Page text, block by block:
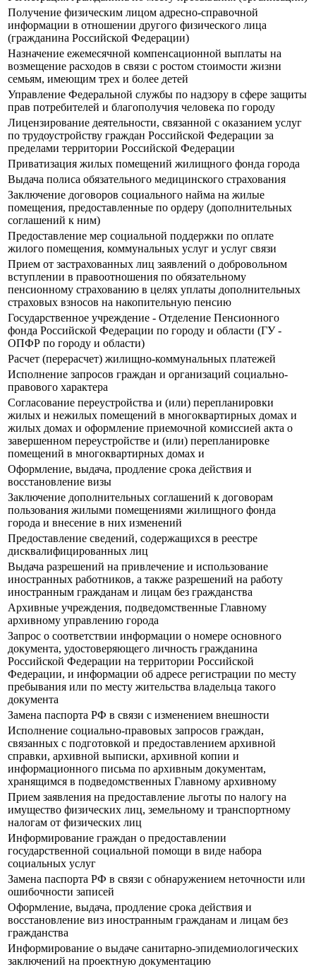
Получение физическим лицом адресно-справочной
информации в отношении другого физического лица
(гражданина Российской Федерации)
Назначение ежемесячной компенсационной выплаты на
возмещение расходов в связи с ростом стоимости жизни
семьям, имеющим трех и более детей
Управление Федеральной службы по надзору в сфере защиты
прав потребителей и благополучия человека по городу
Лицензирование деятельности, связанной с оказанием услуг
по трудоустройству граждан Российской Федерации за
пределами территории Российской Федерации
Приватизация жилых помещений жилищного фонда города
Выдача полиса обязательного медицинского страхования
Заключение договоров социального найма на жилые
помещения, предоставленные по ордеру (дополнительных
соглашений к ним)
Предоставление мер социальной поддержки по оплате
жилого помещения, коммунальных услуг и услуг связи
Прием от застрахованных лиц заявлений о добровольном
вступлении в правоотношения по обязательному
пенсионному страхованию в целях уплаты дополнительных
страховых взносов на накопительную пенсию
Государственное учреждение - Отделение Пенсионного
фонда Российской Федерации по городу и области (ГУ -
ОПФР по городу и области)
Расчет (перерасчет) жилищно-коммунальных платежей
Исполнение запросов граждан и организаций социально-
правового характера
Согласование переустройства и (или) перепланировки
жилых и нежилых помещений в многоквартирных домах и
жилых домах и оформление приемочной комиссией акта о
завершенном переустройстве и (или) перепланировке
помещений в многоквартирных домах и
Оформление, выдача, продление срока действия и
восстановление визы
Заключение дополнительных соглашений к договорам
пользования жилыми помещениями жилищного фонда
города и внесение в них изменений
Предоставление сведений, содержащихся в реестре
дисквалифицированных лиц
Выдача разрешений на привлечение и использование
иностранных работников, а также разрешений на работу
иностранным гражданам и лицам без гражданства
Архивные учреждения, подведомственные Главному
архивному управлению города
Запрос о соответствии информации о номере основного
документа, удостоверяющего личность гражданина
Российской Федерации на территории Российской
Федерации, и информации об адресе регистрации по месту
пребывания или по месту жительства владельца такого
документа
Замена паспорта РФ в связи с изменением внешности
Исполнение социально-правовых запросов граждан,
связанных с подготовкой и предоставлением архивной
справки, архивной выписки, архивной копии и
информационного письма по архивным документам,
хранящимся в подведомственных Главному архивному
Прием заявления на предоставление льготы по налогу на
имущество физических лиц, земельному и транспортному
налогам от физических лиц
Информирование граждан о предоставлении
государственной социальной помощи в виде набора
социальных услуг
Замена паспорта РФ в связи с обнаружением неточности или
ошибочности записей
Оформление, выдача, продление срока действия и
восстановление виз иностранным гражданам и лицам без
гражданства
Информирование о выдаче санитарно-эпидемиологических
заключений на проектную документацию